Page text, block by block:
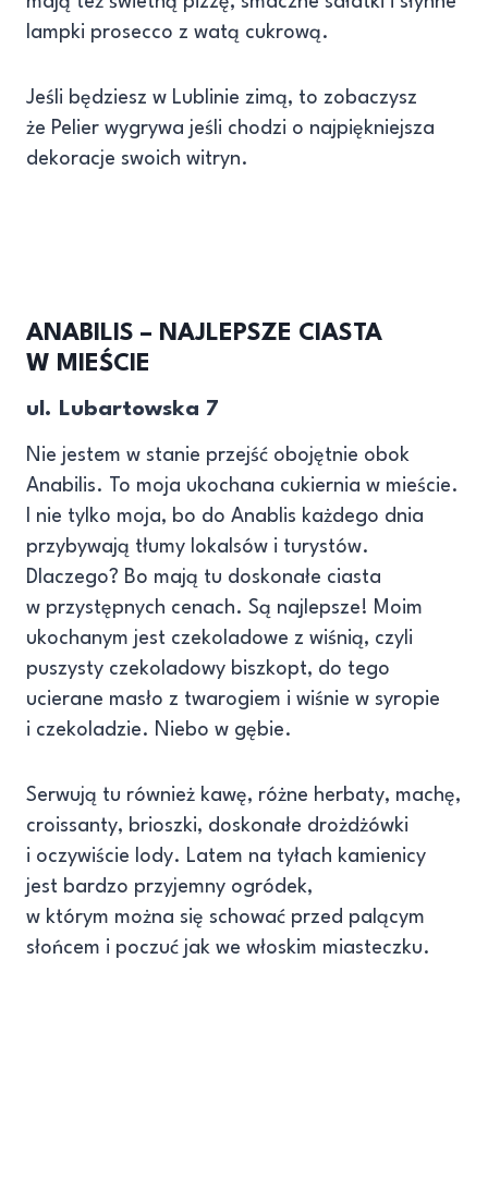
lampki prosecco z watą cukrową.
Jeśli będziesz w Lublinie zimą, to zobaczysz
że Pelier wygrywa jeśli chodzi o najpiękniejsza
dekoracje swoich witryn.
ANABILIS – NAJLEPSZE CIASTA
W MIEŚCIE
ul. Lubartowska 7
Nie jestem w stanie przejść obojętnie obok
Anabilis. To moja ukochana cukiernia w mieście.
I nie tylko moja, bo do Anablis każdego dnia
przybywają tłumy lokalsów i turystów.
Dlaczego? Bo mają tu doskonałe ciasta
w przystępnych cenach. Są najlepsze! Moim
ukochanym jest czekoladowe z wiśnią, czyli
puszysty czekoladowy biszkopt, do tego
ucierane masło z twarogiem i wiśnie w syropie
i czekoladzie. Niebo w gębie.
Serwują tu również kawę, różne herbaty, machę,
croissanty, brioszki, doskonałe drożdżówki
i oczywiście lody. Latem na tyłach kamienicy
jest bardzo przyjemny ogródek,
w którym można się schować przed palącym
słońcem i poczuć jak we włoskim miasteczku.